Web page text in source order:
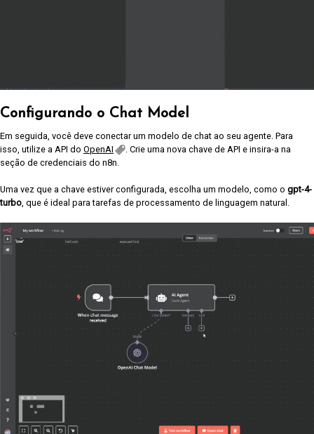
Configurando o Chat Model
Em seguida, você deve conectar um modelo de chat ao seu agente. Para
isso, utilize a API do OpenAI
. Crie uma nova chave de API e insira-a na
seção de credenciais do n8n.
Uma vez que a chave estiver configurada, escolha um modelo, como o gpt-4-
turbo, que é ideal para tarefas de processamento de linguagem natural.